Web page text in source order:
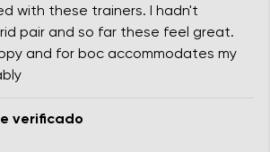
with these trainers. I hadn't
pair and so far these feel great.
and for boc accommodates my
verificado